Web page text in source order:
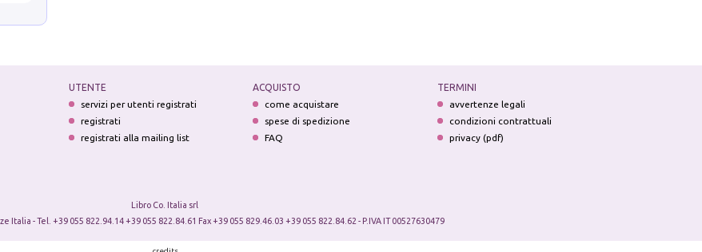
UTENTE
servizi per utenti registrati
registrati
registrati alla mailing list
ACQUISTO
come acquistare
spese di spedizione
FAQ
TERMINI
avvertenze legali
condizioni contrattuali
privacy (pdf)
Libro Co. Italia srl
Italia - Tel. +39 055 822.94.14 +39 055 822.84.61 Fax +39 055 829.46.03 +39 055 822.84.62 - P.IVA IT 00527630479